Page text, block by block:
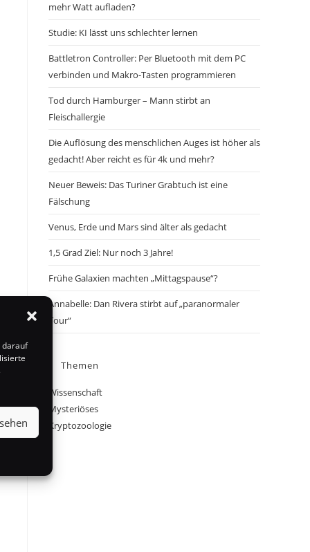
darauf
mehr Watt aufladen?
Studie: KI lässt uns schlechter lernen
Battletron Controller: Per Bluetooth mit dem PC
verbinden und Makro-Tasten programmieren
Tod durch Hamburger – Mann stirbt an
Fleischallergie
Die Auflösung des menschlichen Auges ist höher als
gedacht! Aber reicht es für 4k und mehr?
Neuer Beweis: Das Turiner Grabtuch ist eine
Fälschung
Venus, Erde und Mars sind älter als gedacht
1,5 Grad Ziel: Nur noch 3 Jahre!
Frühe Galaxien machten „Mittagspause“?
Annabelle: Dan Rivera stirbt auf „paranormaler
Tour“
Themen
Wissenschaft
Mysteriöses
Kryptozoologie